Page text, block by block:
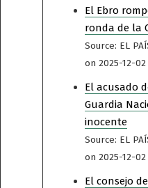
El Ebro
ronda de la
Source: EL
on 2025-12-02
El acusado
Guardia
inocente
Source: EL
on 2025-12-02
El consejo